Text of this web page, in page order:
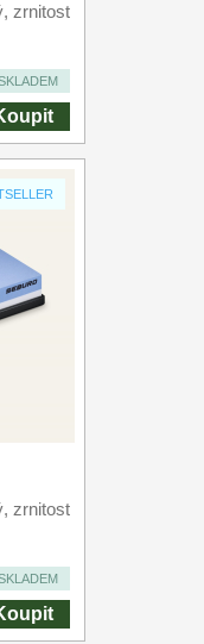
zrnitost
zrnitost